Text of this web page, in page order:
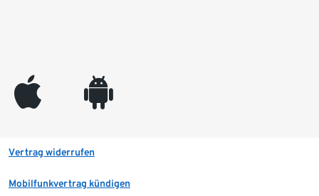
appleinc android
Vertrag widerrufen
Mobilfunkvertrag kündigen